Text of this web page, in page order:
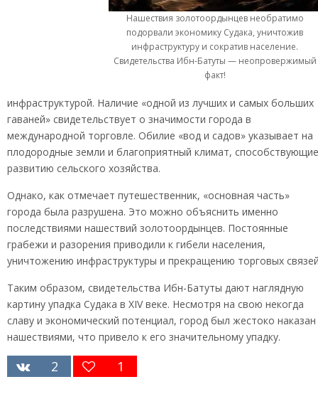
Нашествия золотоордынцев необратимо
подорвали экономику Судака, уничтожив
инфраструктуру и сократив население.
Свидетельства Ибн-Батуты — неопровержимый
факт!
инфраструктурой. Наличие «одной из лучших и самых больших
гаваней» свидетельствует о значимости города в
международной торговле. Обилие «вод и садов» указывает на
плодородные земли и благоприятный климат, способствующие
развитию сельского хозяйства.
Однако, как отмечает путешественник, «основная часть»
города была разрушена. Это можно объяснить именно
последствиями нашествий золотоордынцев. Постоянные
грабежи и разорения приводили к гибели населения,
уничтожению инфраструктуры и прекращению торговых
Таким образом, свидетельства Ибн-Батуты дают наглядную
картину упадка Судака в XIV веке. Несмотря на свою некогда
славу и экономический потенциал, город был жестоко наказан
нашествиями, что привело к его значительному упадку.
2 1